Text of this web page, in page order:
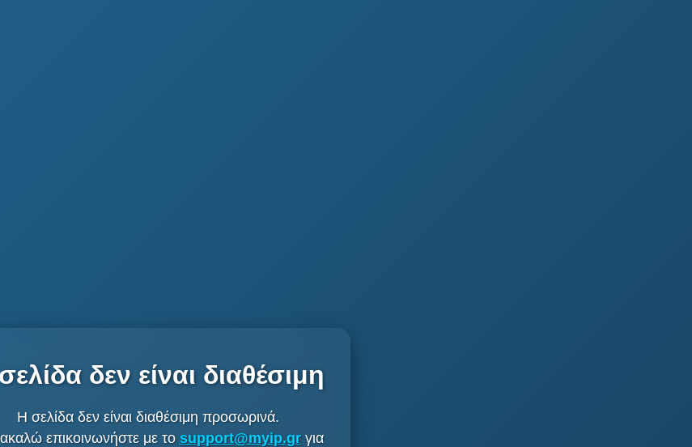
δεν είναι διαθέσιμη
Η σελίδα δεν είναι διαθέσιμη προσωρινά.
επικοινωνήστε με το support@myip.grγια